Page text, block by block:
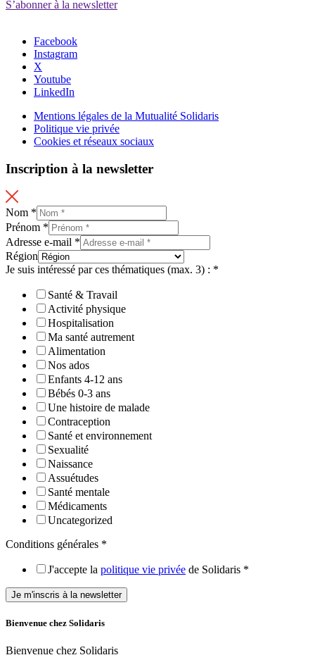
S’abonner à la newsletter
Facebook
Instagram
X
Youtube
LinkedIn
Mentions légales de la Mutualité Solidaris
Politique vie privée
Cookies et réseaux sociaux
Inscription à la newsletter
Nom *
Prénom *
Adresse e-mail *
Région
Je suis intéressé par ces thématiques (max. 3) : *
Santé & Travail
Activité physique
Hospitalisation
Ma santé autrement
Alimentation
Nos ados
Enfants 4-12 ans
Bébés 0-3 ans
Une histoire de malade
Contraception
Santé et environnement
Sexualité
Naissance
Assuétudes
Santé mentale
Médicaments
Uncategorized
Conditions générales *
J'accepte la politique vie privée de Solidaris *
Je m'inscris à la newsletter
Bienvenue chez Solidaris
Bienvenue chez Solidaris